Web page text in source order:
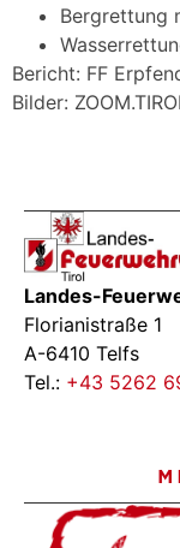
Bergrettung
Bericht: FF
Bilder:
Landes-
Florianistraße 1
A-6410 Telfs
Tel.: +43 5262